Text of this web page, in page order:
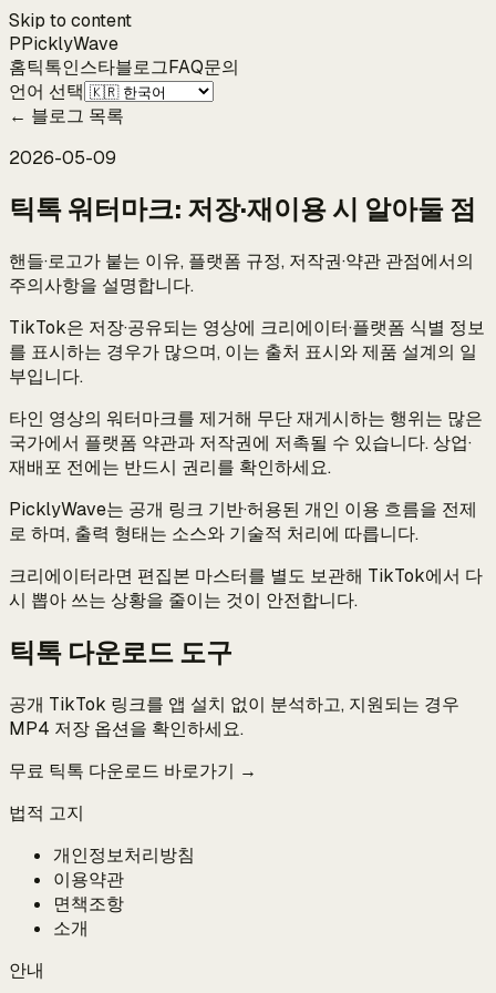
Skip to content
PPicklyWave
홈틱톡인스타블로그FAQ문의
언어 선택
← 블로그 목록
2026-05-09
틱톡 워터마크: 저장·재이용 시 알아둘 점
핸들·로고가 붙는 이유, 플랫폼 규정, 저작권·약관 관점에서의
주의사항을 설명합니다.
TikTok은 저장·공유되는 영상에 크리에이터·플랫폼 식별 정보
를 표시하는 경우가 많으며, 이는 출처 표시와 제품 설계의 일
부입니다.
타인 영상의 워터마크를 제거해 무단 재게시하는 행위는 많은
국가에서 플랫폼 약관과 저작권에 저촉될 수 있습니다. 상업·
재배포 전에는 반드시 권리를 확인하세요.
PicklyWave는 공개 링크 기반·허용된 개인 이용 흐름을 전제
로 하며, 출력 형태는 소스와 기술적 처리에 따릅니다.
크리에이터라면 편집본 마스터를 별도 보관해 TikTok에서 다
시 뽑아 쓰는 상황을 줄이는 것이 안전합니다.
틱톡 다운로드 도구
공개 TikTok 링크를 앱 설치 없이 분석하고, 지원되는 경우
MP4 저장 옵션을 확인하세요.
무료 틱톡 다운로드 바로가기 →
법적 고지
개인정보처리방침
이용약관
면책조항
소개
안내